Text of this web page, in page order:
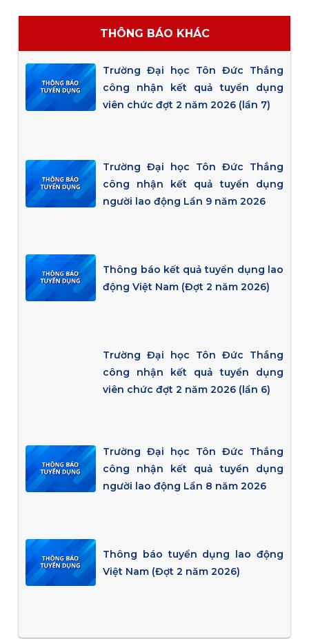
THÔNG BÁO KHÁC
Trường Đại học Tôn Đức Thắng
công nhận kết quả tuyển dụng
viên chức đợt 2 năm 2026 (lần 7)
Trường Đại học Tôn Đức Thắng
công nhận kết quả tuyển dụng
người lao động Lần 9 năm 2026
Thông báo kết quả tuyển dụng lao
động Việt Nam (Đợt 2 năm 2026)
Trường Đại học Tôn Đức Thắng
công nhận kết quả tuyển dụng
viên chức đợt 2 năm 2026 (lần 6)
Trường Đại học Tôn Đức Thắng
công nhận kết quả tuyển dụng
người lao động Lần 8 năm 2026
Thông báo tuyển dụng lao động
Việt Nam (Đợt 2 năm 2026)